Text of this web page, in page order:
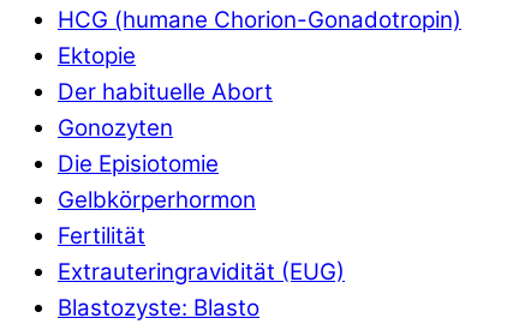
HCG (humane Chorion-Gonadotropin)
Ektopie
Der habituelle Abort
Gonozyten
Die Episiotomie
Gelbkörperhormon
Fertilität
Extrauteringravidität (EUG)
Blastozyste: Blasto